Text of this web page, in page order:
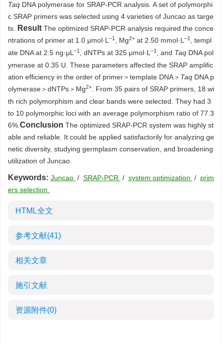
Taq DNA polymerase for SRAP-PCR analysis. A set of polymorphi
c SRAP primers was selected using 4 varieties of Juncao as targe
ts.
Result The optimized SRAP-PCR analysis required the conce
ntrations of primer at 1.0 μmol·L –1 , Mg2+ at 2.50 mmol·L –1
, templ
ate DNA at 2.5 ng·μL –1 , dNTPs at 325 μmol·L –1 , and Taq DNA pol
ymerase at 0.35 U. These parameters affected the SRAP amplific
ation efficiency in the order of primer＞template DNA＞ Taq DNA p
olymerase＞dNTPs＞Mg2+
. From 35 pairs of SRAP primers, 18 wi
th rich polymorphism and clear bands were selected. They had 3
to 10 polymorphic loci with an average polymorphism ratio of 77.3
6%. Conclusion The optimized SRAP-PCR system was highly st
able and reliable. It could be applied satisfactorily for analyzing ge
netic diversity, studying germplasm conservation, and broadening
utilization of Juncao.
Keywords: Juncao / SRAP-PCR / system optimization / prim
ers selection
HTML全文
参考文献(41)
相关文章
施引文献
资源附件(0)